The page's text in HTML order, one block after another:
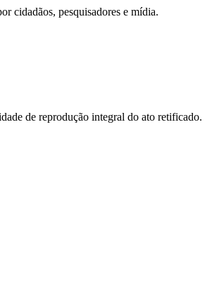
cidadãos, pesquisadores e mídia.
de reprodução integral do ato retificado.